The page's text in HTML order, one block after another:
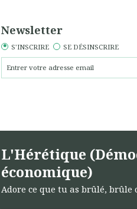
Newsletter
S'INSCRIRE SE DÉSINSCRIRE
L'Hérétique
économique)
Adore ce que tu as brûlé, brûle